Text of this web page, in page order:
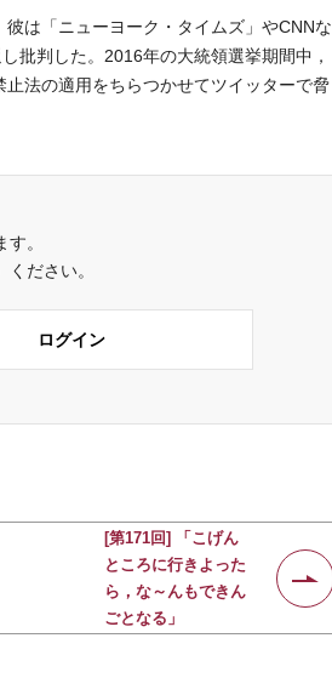
は「ニューヨーク・タイムズ」やCNNな
批判した。2016年の大統領選挙期間中，
法の適用をちらつかせてツイッターで脅
。
ださい。
ログイン
[第171回] 「こげん
ところに行きよった
ら，な～んもできん
ごとなる」